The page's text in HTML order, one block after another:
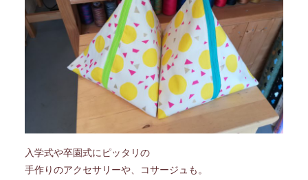
入学式や卒園式にピッタリの
手作りのアクセサリーや、コサージュも。